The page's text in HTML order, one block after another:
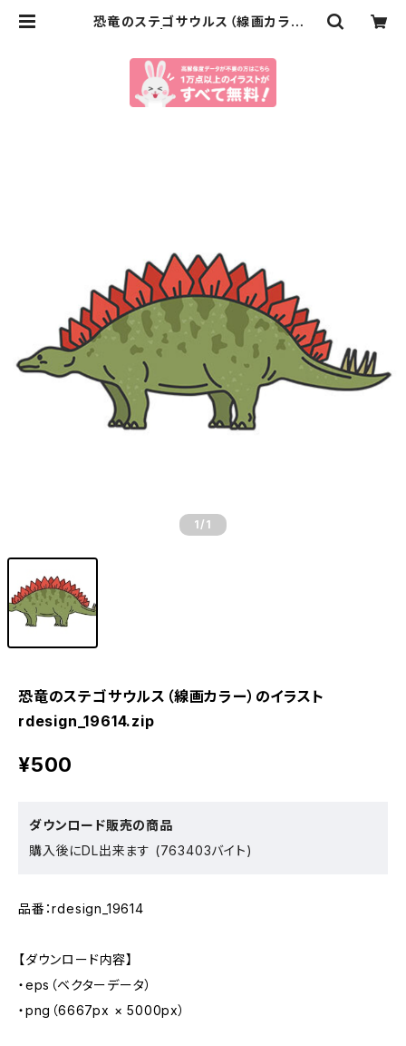
恐竜のステゴサウルス（線画カラー）
1 /1
恐竜のステゴサウルス（線画カラー）のイラスト
rdesign_19614.zip
¥500
ダウンロード販売の商品
購入後にDL出来ます (763403バイト)
品番：rdesign_19614
【ダウンロード内容】
・eps（ベクターデータ）
・png（6667px × 5000px）